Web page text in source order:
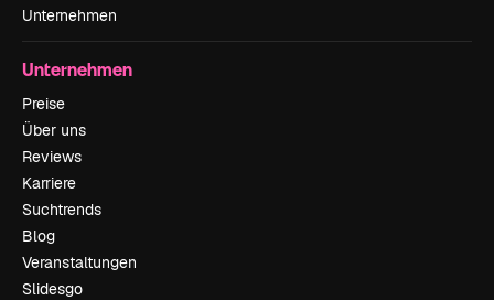
Unternehmen
Unternehmen
Preise
Über uns
Reviews
Karriere
Suchtrends
Blog
Veranstaltungen
Slidesgo